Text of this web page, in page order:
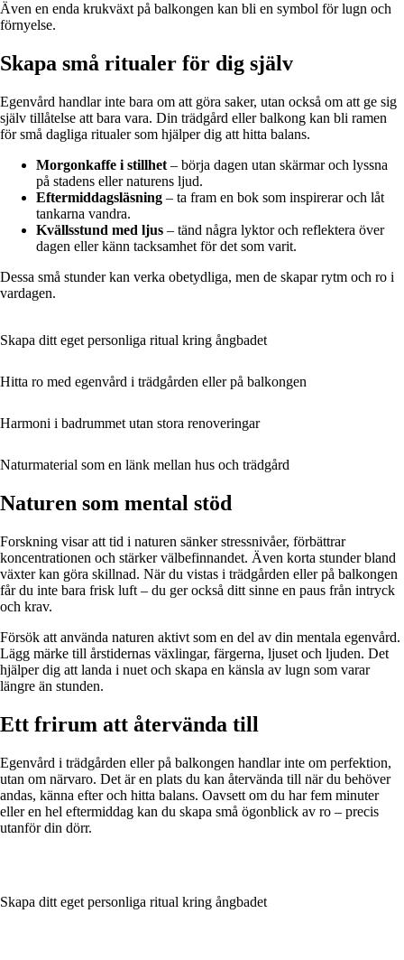
Även en enda krukväxt på balkongen kan bli en symbol för lugn och
förnyelse.
Skapa små ritualer för dig själv
Egenvård handlar inte bara om att göra saker, utan också om att ge sig
själv tillåtelse att bara vara. Din trädgård eller balkong kan bli ramen
för små dagliga ritualer som hjälper dig att hitta balans.
Morgonkaffe i stillhet – börja dagen utan skärmar och lyssna
på stadens eller naturens ljud.
Eftermiddagsläsning – ta fram en bok som inspirerar och låt
tankarna vandra.
Kvällsstund med ljus – tänd några lyktor och reflektera över
dagen eller känn tacksamhet för det som varit.
Dessa små stunder kan verka obetydliga, men de skapar rytm och ro i
vardagen.
Skapa ditt eget personliga ritual kring ångbadet
Hitta ro med egenvård i trädgården eller på balkongen
Harmoni i badrummet utan stora renoveringar
Naturmaterial som en länk mellan hus och trädgård
Naturen som mental stöd
Forskning visar att tid i naturen sänker stressnivåer, förbättrar
koncentrationen och stärker välbefinnandet. Även korta stunder bland
växter kan göra skillnad. När du vistas i trädgården eller på balkongen
får du inte bara frisk luft – du ger också ditt sinne en paus från intryck
och krav.
Försök att använda naturen aktivt som en del av din mentala egenvård.
Lägg märke till årstidernas växlingar, färgerna, ljuset och ljuden. Det
hjälper dig att landa i nuet och skapa en känsla av lugn som varar
längre än stunden.
Ett frirum att återvända till
Egenvård i trädgården eller på balkongen handlar inte om perfektion,
utan om närvaro. Det är en plats du kan återvända till när du behöver
andas, känna efter och hitta balans. Oavsett om du har fem minuter
eller en hel eftermiddag kan du skapa små ögonblick av ro – precis
utanför din dörr.
Skapa ditt eget personliga ritual kring ångbadet